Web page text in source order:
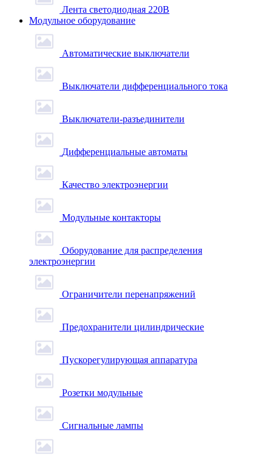
Лента светодиодная 220В
Модульное оборудование
Автоматические выключатели
Выключатели дифференциального тока
Выключатели-разъединители
Дифференциальные автоматы
Качество электроэнергии
Модульные контакторы
Оборудование для распределения
электроэнергии
Ограничители перенапряжений
Предохранители цилиндрические
Пускорегулирующая аппаратура
Розетки модульные
Сигнальные лампы